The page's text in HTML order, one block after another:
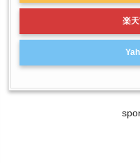
楽